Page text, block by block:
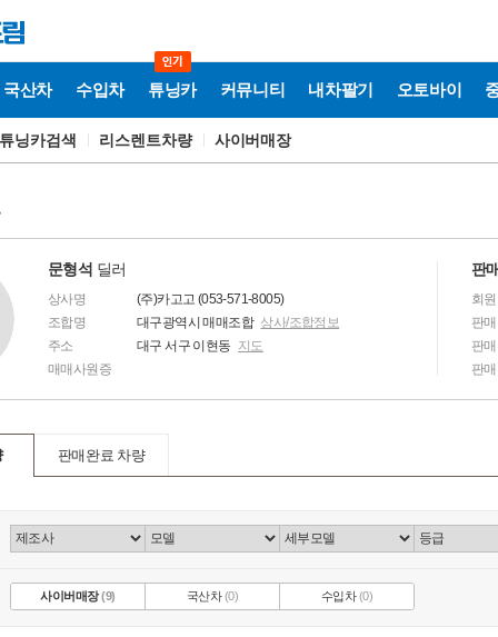
국산차 수입차 튜닝카 커뮤니티 내차팔기 오토바이
닝카검색 리스렌트차량 사이버매장
문형석 딜러
상사명
(주)카고고 (053-571-8005)
조합명
대구광역시 매매조합 상사/조합정보
주소
대구 서구 이현동 지도
매매사원증
판
회
판
판
판
판매완료 차량
사이버매장(9) 국산차(0) 수입차(0)